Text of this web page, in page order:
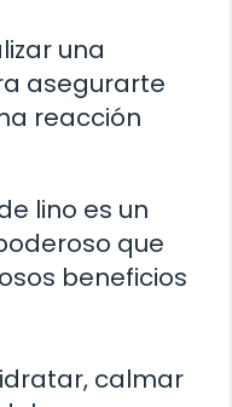
una
asegurarte
reacción
lino es un
que
beneficios
calmar